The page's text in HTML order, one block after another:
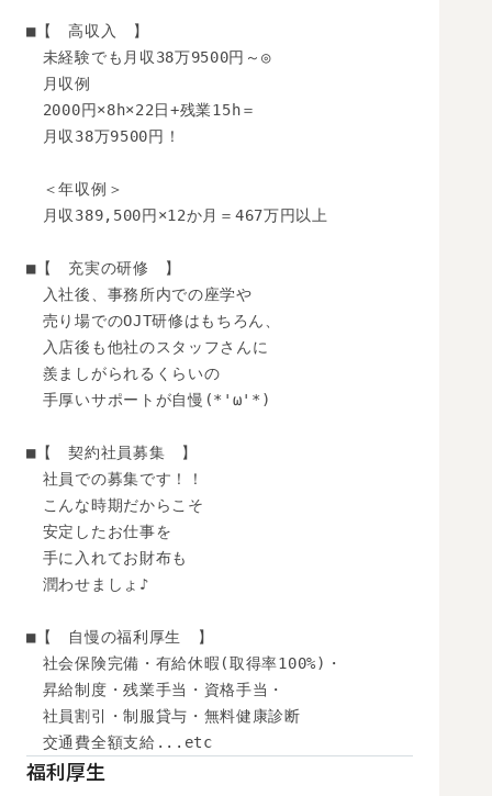
■【　高収入　】
未経験でも月収38万9500円～◎
月収例
2000円×8h×22日+残業15h＝
月収38万9500円！
＜年収例＞
月収389,500円×12か月＝467万円以上
■【　充実の研修　】
入社後、事務所内での座学や
売り場でのOJT研修はもちろん、
入店後も他社のスタッフさんに
羨ましがられるくらいの
手厚いサポートが自慢(*'ω'*)
■【　契約社員募集　】
社員での募集です！！
こんな時期だからこそ
安定したお仕事を
手に入れてお財布も
潤わせましょ♪
■【　自慢の福利厚生　】
社会保険完備・有給休暇(取得率100%)・
昇給制度・残業手当・資格手当・
社員割引・制服貸与・無料健康診断
交通費全額支給...etc
福利厚生